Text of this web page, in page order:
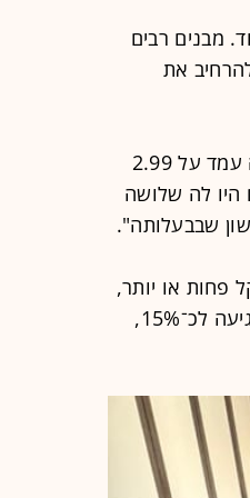
מבנים רבים
38, שלפיו ניתן להרחיב את
לוי מציין כי "הדירה הייתה בבעלות 16 יורשים והמחיר המבוקש עבורה עמד על 2.99
היו לה שלושה
שבבעלותה".
למכור את הדירה ב־2.5 מיליון שקל פחות או יותר,
אלא שמאז הייתה עליית מחירים משמעותית מאוד בסביבת הנכס, שהגיעה לכ־15%,